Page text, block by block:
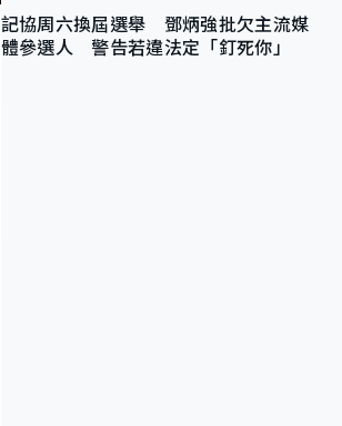
記協周六換屆選舉 鄧炳強批欠主流媒
體參選人 警告若違法定「釘死你」